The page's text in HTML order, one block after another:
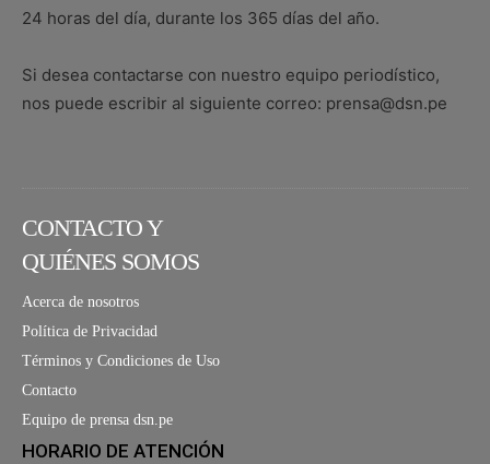
24 horas del día, durante los 365 días del año.
Si desea contactarse con nuestro equipo periodístico,
nos puede escribir al siguiente correo: prensa@dsn.pe
CONTACTO Y
QUIÉNES SOMOS
Acerca de nosotros
Política de Privacidad
Términos y Condiciones de Uso
Contacto
Equipo de prensa dsn.pe
HORARIO DE ATENCIÓN